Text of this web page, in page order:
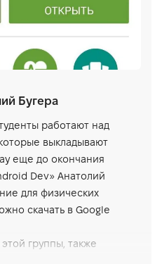
Бугера
работают над
выкладывают
еще до окончания
Dev» Анатолий
для физических
скачать в Google
группы, также